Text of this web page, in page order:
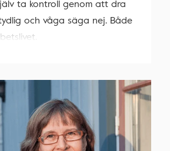
ta kontroll genom att dra
och våga säga nej. Både